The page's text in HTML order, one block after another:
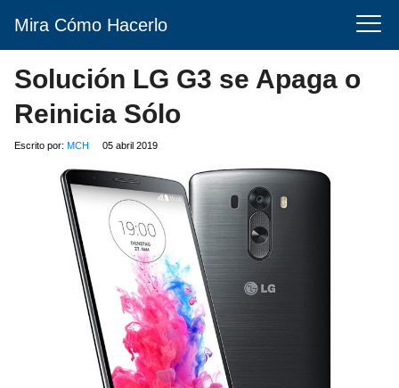
Mira Cómo Hacerlo
Solución LG G3 se Apaga o
Reinicia Sólo
Escrito por: MCH 05 abril 2019